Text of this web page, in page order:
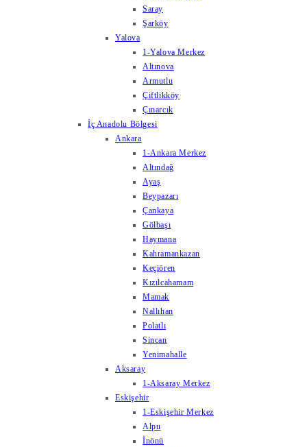
Saray
Şarköy
Yalova
1-Yalova Merkez
Altınova
Armutlu
Çiftlikköy
Çınarcık
İç Anadolu Bölgesi
Ankara
1-Ankara Merkez
Altındağ
Ayaş
Beypazarı
Çankaya
Gölbaşı
Haymana
Kahramankazan
Keçiören
Kızılcahamam
Mamak
Nallıhan
Polatlı
Sincan
Yenimahalle
Aksaray
1-Aksaray Merkez
Eskişehir
1-Eskişehir Merkez
Alpu
İnönü